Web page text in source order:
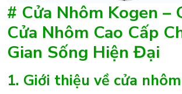
# Cửa Nhôm Kogen –
Cửa Nhôm Cao Cấp
Gian Sống Hiện Đại
1. Giới thiệu về cửa